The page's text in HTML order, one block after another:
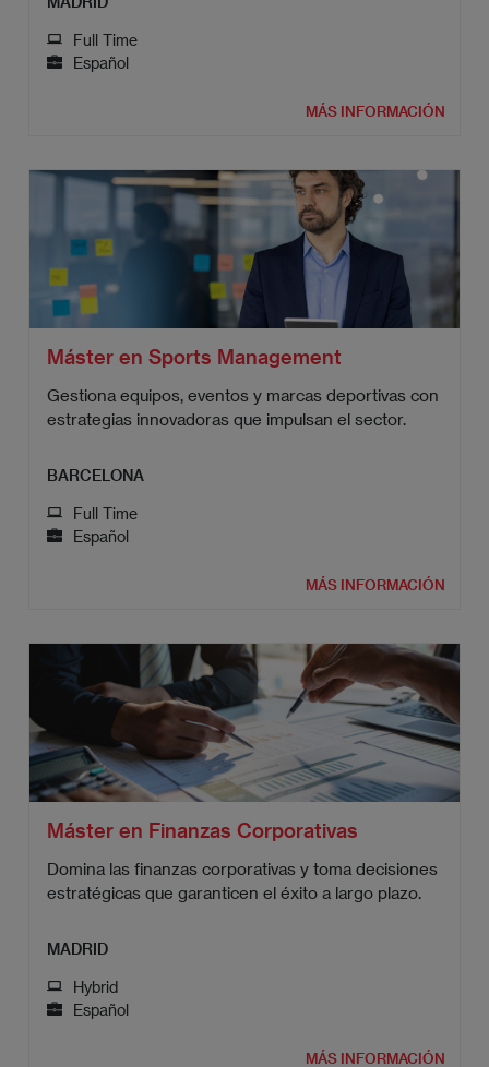
Full Time
Español
MÁS INFORMACIÓN
Máster en Sports Management
Gestiona equipos, eventos y marcas deportivas con
estrategias innovadoras que impulsan el sector.
BARCELONA
Full Time
Español
MÁS INFORMACIÓN
Máster en Finanzas Corporativas
Domina las finanzas corporativas y toma decisiones
estratégicas que garanticen el éxito a largo plazo.
MADRID
Hybrid
Español
MÁS INFORMACIÓN